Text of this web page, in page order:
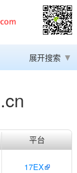
展开搜索
平台
17EX